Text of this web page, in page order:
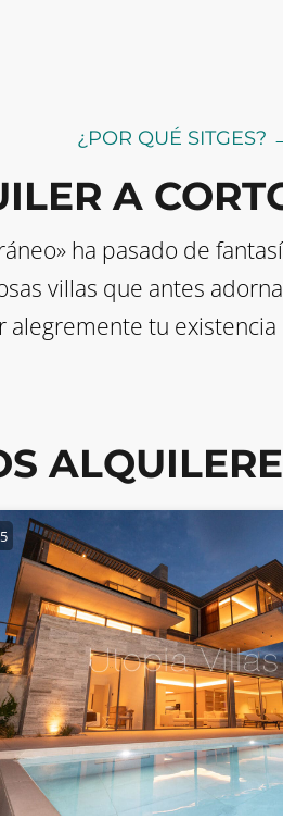
¿POR QUÉ SITGES?
A
ha pasado de
villas que antes
alegremente tu